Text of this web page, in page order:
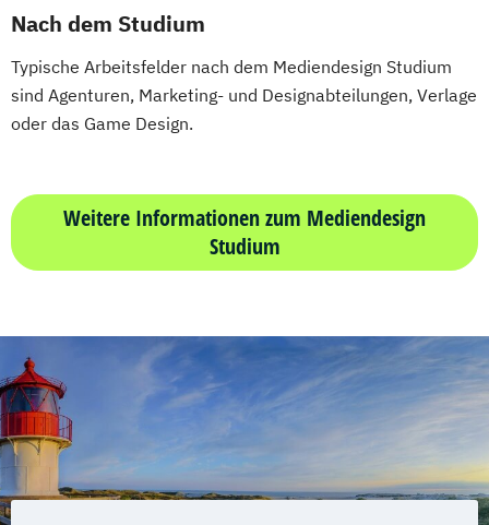
Nach dem Studium
Typische Arbeitsfelder nach dem Mediendesign Studium
sind Agenturen, Marketing- und Designabteilungen, Verlage
oder das Game Design.
Weitere Informationen zum Mediendesign
Studium